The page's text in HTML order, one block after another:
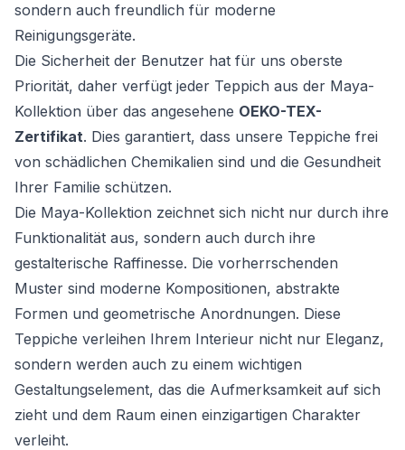
sondern auch freundlich für moderne
Reinigungsgeräte.
Die Sicherheit der Benutzer hat für uns oberste
Priorität, daher verfügt jeder Teppich aus der Maya-
Kollektion über das angesehene OEKO-TEX-
Zertifikat. Dies garantiert, dass unsere Teppiche frei
von schädlichen Chemikalien sind und die Gesundheit
Ihrer Familie schützen.
Die Maya-Kollektion zeichnet sich nicht nur durch ihre
Funktionalität aus, sondern auch durch ihre
gestalterische Raffinesse. Die vorherrschenden
Muster sind moderne Kompositionen, abstrakte
Formen und geometrische Anordnungen. Diese
Teppiche verleihen Ihrem Interieur nicht nur Eleganz,
sondern werden auch zu einem wichtigen
Gestaltungselement, das die Aufmerksamkeit auf sich
zieht und dem Raum einen einzigartigen Charakter
verleiht.